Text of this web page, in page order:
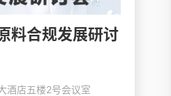
料合规发展研讨
酒店五楼2号会议室